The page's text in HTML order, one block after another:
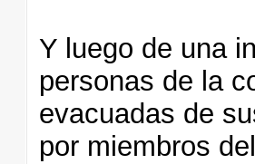
Y luego de una
personas de la
evacuadas de
por miembros